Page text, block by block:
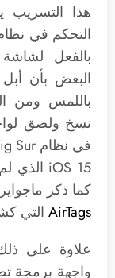
هذا التسريب
التحكم في
بالفعل
البعض بأن
باللمس ومن
نسخ ولصق
كما ذكر
AirTags التي
علاوة على
واجهة برمجة